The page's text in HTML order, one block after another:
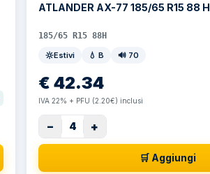
ATLANDER AX-77 185/65 R15 88 H
185/65 R15 88H
Estivi
💧 B 🔊 70
€ 42.34
IVA 22% + PFU (2.20€) inclusi
− 4 +
🛒 Aggiungi